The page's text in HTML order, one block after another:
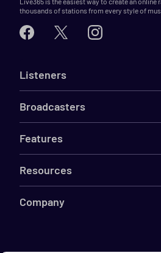
thousands of stations from every style of
Listeners
Broadcasters
Features
Resources
Company